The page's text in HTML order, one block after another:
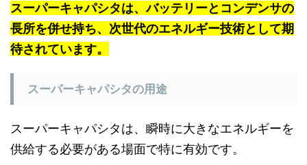
スーパーキャパシタは、バッテリーとコンデンサの
長所を併せ持ち、次世代のエネルギー技術として期
待されています。
スーパーキャパシタの用途
スーパーキャパシタは、瞬時に大きなエネルギーを
供給する必要がある場面で特に有効です。